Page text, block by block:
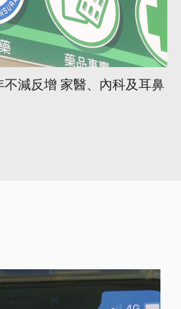
減反增 家醫、內科及耳鼻